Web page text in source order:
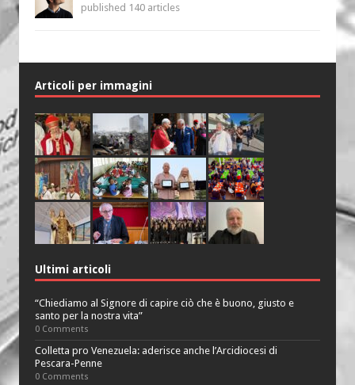
published 140 articles
Articoli per immagini
Ultimi articoli
“Chiediamo al Signore di capire ciò che è buono, giusto e
santo per la nostra vita”
0 Comments
Colletta pro Venezuela: aderisce anche l’Arcidiocesi di
Pescara-Penne
0 Comments